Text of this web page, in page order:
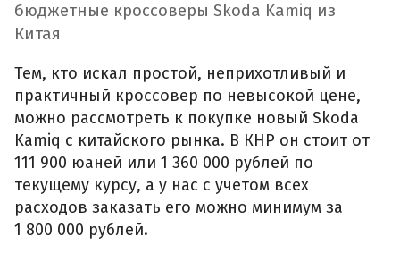
бюджетные кроссоверы Skoda Kamiq из
Китая
Тем, кто искал простой, неприхотливый и
практичный кроссовер по невысокой цене,
можно рассмотреть к покупке новый Skoda
Kamiq с китайского рынка. В КНР он стоит от
111 900 юаней или 1 360 000 рублей по
текущему курсу, а у нас с учетом всех
расходов заказать его можно минимум за
1 800 000 рублей.